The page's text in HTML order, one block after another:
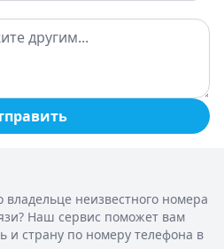
неизвестного номера
Наш сервис поможет вам
и страну по номеру телефона в